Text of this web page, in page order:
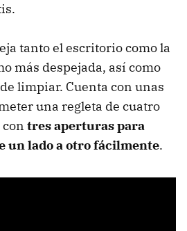
tanto el escritorio como la
más despejada, así como
limpiar. Cuenta con unas
una regleta de cuatro
tres aperturas para
un lado a otro fácilmente.